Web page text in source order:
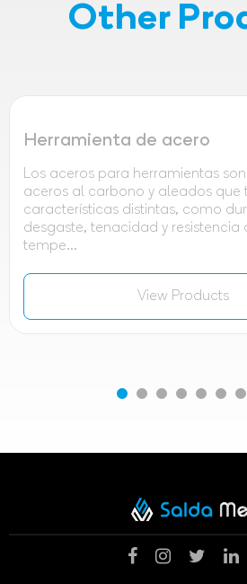
Other
Herramienta de acero
Los aceros para herramientas
aceros al carbono y aleados que
características distintas, como
desgaste, tenacidad y
tempe...
View Products